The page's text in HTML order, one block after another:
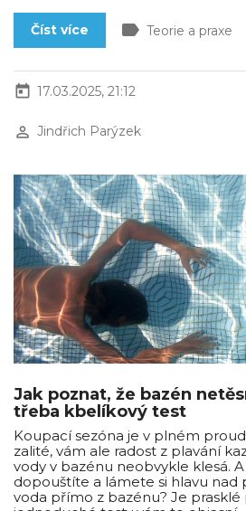
Číst více label Teorie a praxe
today 17.03.2025, 21:12
perm_identity Jindřich Parýzek
Jak poznat, že bazén
třeba kbelíkový test
Koupací sezóna je v plném
zalité, vám ale radost z plavání
vody v bazénu neobvykle klesá.
dopouštíte a lámete si hlavu nad
voda přímo z bazénu? Je prasklé